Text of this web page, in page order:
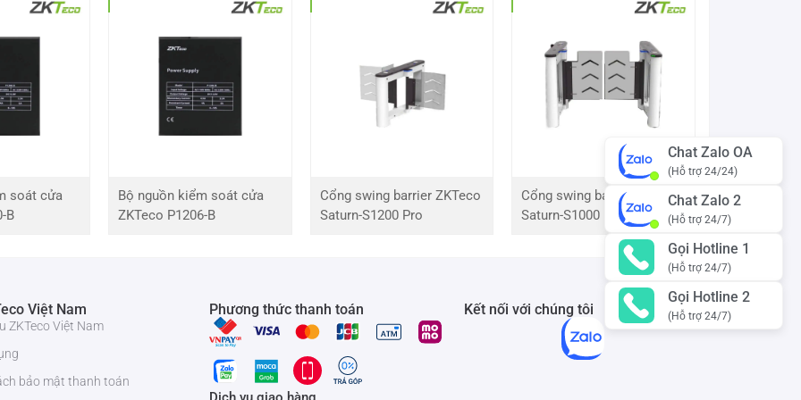
QR ZKTeco QR500 Pro
sao chép
vạch QRCode QR500 Pro
soát cửa
B
Bộ nguồn kiểm soát cửa
ZKTeco P1206-B
Cổng swing barrier ZKTeco
Saturn-S1200 Pro
Cổng swing barrier ZKTeco
Saturn-S1000 Pro
Việt Nam
ZKTeco Việt Nam
bảo mật thanh toán
Phương thức thanh toán Kết nối với chúng tôi
Chat Zalo OA
(Hỗ trợ 24/24)
Chat Zalo 2
(Hỗ trợ 24/7)
Gọi Hotline 1
(Hỗ trợ 24/7)
Gọi Hotline 2
(Hỗ trợ 24/7)